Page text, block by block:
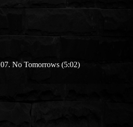
07. No Tomorrows (5:02)